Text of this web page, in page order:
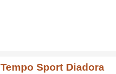
Tempo Sport Diadora